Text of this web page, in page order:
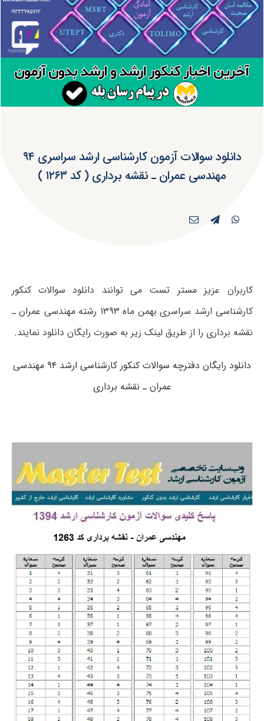
دانلود سوالات آزمون کارشناسی ارشد سراسری ۹۴
مهندسی عمران ـ نقشه برداری ( کد ۱۲۶۳ )
کاربران عزیز مستر تست می توانند دانلود سوالات کنکور
کارشناسی ارشد سراسری بهمن ماه ۱۳۹۳ رشته مهندسی عمران ـ
نقشه برداری را از طریق لینک زیر به صورت رایگان دانلود نمایند.
دانلود رایگان دفترچه سوالات کنکور کارشناسی ارشد ۹۴ مهندسی
عمران ـ نقشه برداری